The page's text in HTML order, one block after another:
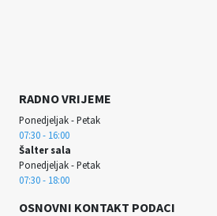
RADNO VRIJEME
Ponedjeljak - Petak
07:30 - 16:00
Šalter sala
Ponedjeljak - Petak
07:30 - 18:00
OSNOVNI KONTAKT PODACI